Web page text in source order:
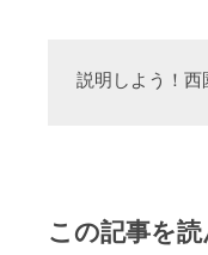
説明しよう！
この記事を